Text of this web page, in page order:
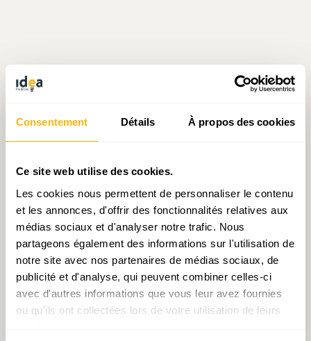
Consentement Détails À propos des cookies
Ce site web utilise des cookies.
Les cookies nous permettent de personnaliser le contenu
et les annonces, d'offrir des fonctionnalités relatives aux
médias sociaux et d'analyser notre trafic. Nous
partageons également des informations sur l'utilisation de
notre site avec nos partenaires de médias sociaux, de
publicité et d'analyse, qui peuvent combiner celles-ci
avec d'autres informations que vous leur avez fournies
ou qu'ils ont collectées lors de votre utilisation de leurs
Écrit par Julien Mpia Massa
le 04.02.2026
Prendre contact avec Julien Mpia Massa
Partager: